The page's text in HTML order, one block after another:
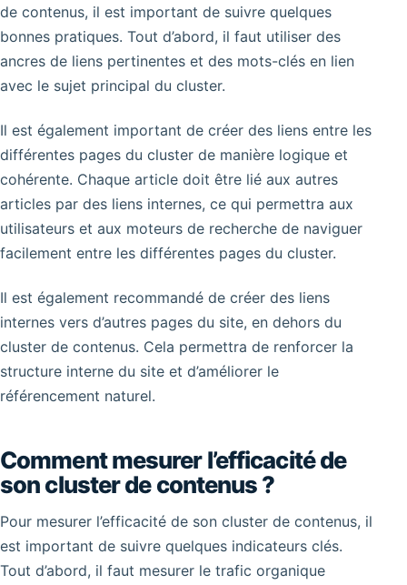
de contenus, il est important de suivre quelques
bonnes pratiques. Tout d’abord, il faut utiliser des
ancres de liens pertinentes et des mots-clés en lien
avec le sujet principal du cluster.
Il est également important de créer des liens entre les
différentes pages du cluster de manière logique et
cohérente. Chaque article doit être lié aux autres
articles par des liens internes, ce qui permettra aux
utilisateurs et aux moteurs de recherche de naviguer
facilement entre les différentes pages du cluster.
Il est également recommandé de créer des liens
internes vers d’autres pages du site, en dehors du
cluster de contenus. Cela permettra de renforcer la
structure interne du site et d’améliorer le
référencement naturel.
Comment mesurer l’efficacité de
son cluster de contenus ?
Pour mesurer l’efficacité de son cluster de contenus, il
est important de suivre quelques indicateurs clés.
Tout d’abord, il faut mesurer le trafic organique